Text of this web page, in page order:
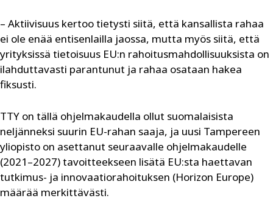
– Aktiivisuus kertoo tietysti siitä, että kansallista rahaa
ei ole enää entisenlailla jaossa, mutta myös siitä, että
yrityksissä tietoisuus EU:n rahoitusmahdollisuuksista on
ilahduttavasti parantunut ja rahaa osataan hakea
fiksusti.
TTY on tällä ohjelmakaudella ollut suomalaisista
neljänneksi suurin EU-rahan saaja, ja uusi Tampereen
yliopisto on asettanut seuraavalle ohjelmakaudelle
(2021–2027) tavoitteekseen lisätä EU:sta haettavan
tutkimus- ja innovaatiorahoituksen (Horizon Europe)
määrää merkittävästi.